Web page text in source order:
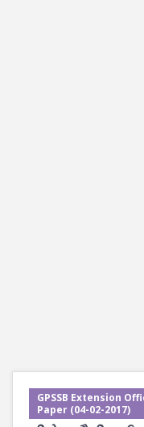
GPSSB Extension
Paper (04-02-2017)